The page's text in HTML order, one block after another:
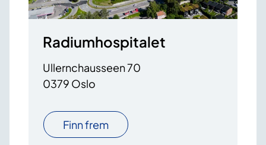
Radiumhospitalet
Ullernchausseen 70
0379 Oslo
Finn frem